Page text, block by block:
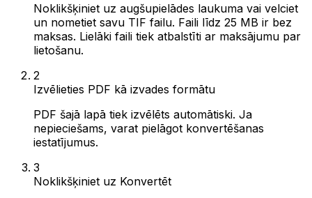
Noklikšķiniet uz augšupielādes laukuma vai velciet
un nometiet savu TIF failu. Faili līdz 25 MB ir bez
maksas. Lielāki faili tiek atbalstīti ar maksājumu par
lietošanu.
2
Izvēlieties PDF kā izvades formātu
PDF šajā lapā tiek izvēlēts automātiski. Ja
nepieciešams, varat pielāgot konvertēšanas
iestatījumus.
3
Noklikšķiniet uz Konvertēt